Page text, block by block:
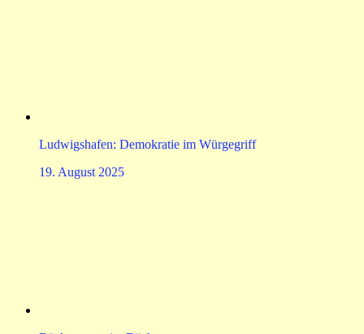
Ludwigshafen: Demokratie im Würgegriff
19. August 2025